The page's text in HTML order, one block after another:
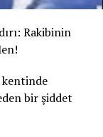
Rakibinin
kentinde
bir şiddet